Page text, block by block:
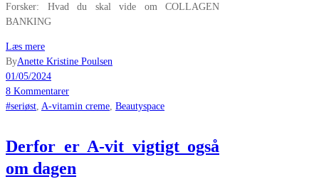
Forsker: Hvad du skal vide om COLLAGEN
BANKING
Læs mere
ByAnette Kristine Poulsen
01/05/2024
8 Kommentarer
#seriøst A-vitamin creme Beautyspace
Derfor er A-vit vigtigt også
om dagen